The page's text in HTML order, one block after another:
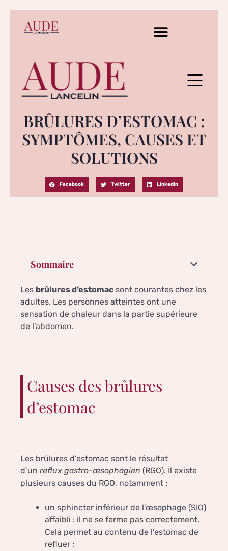
BRÛLURES D’ESTOMAC :
SYMPTÔMES, CAUSES ET
SOLUTIONS
Facebook Twitter LinkedIn
Sommaire
Les brûlures d’estomac sont courantes chez les
adultes. Les personnes atteintes ont une
sensation de chaleur dans la partie supérieure
de l’abdomen.
Causes des brûlures
d’estomac
Les brûlures d’estomac sont le résultat
d’un reflux gastro-œsophagien (RGO). Il existe
plusieurs causes du RGO, notamment :
un sphincter inférieur de l’œsophage (SIO)
affaibli : il ne se ferme pas correctement.
Cela permet au contenu de l’estomac de
refluer ;